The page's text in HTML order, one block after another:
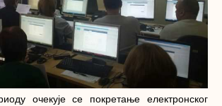
очекује се покретање електронског